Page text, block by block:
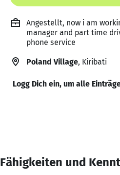
Angestellt, now i am
manager and part time
phone service
Poland Village, Kiribati
Logg Dich ein, um alle
Fähigkeiten und